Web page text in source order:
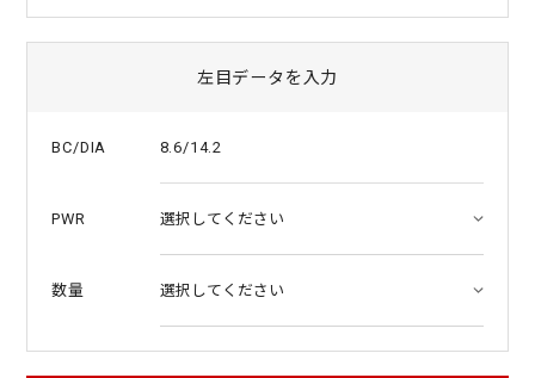
左目データを入力
BC/DIA 8.6/14.2
PWR
数量